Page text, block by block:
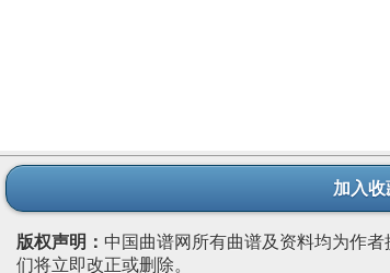
加入收
版权声明： 中国曲谱网所有曲谱及资料均为作
们将立即改正或删除。